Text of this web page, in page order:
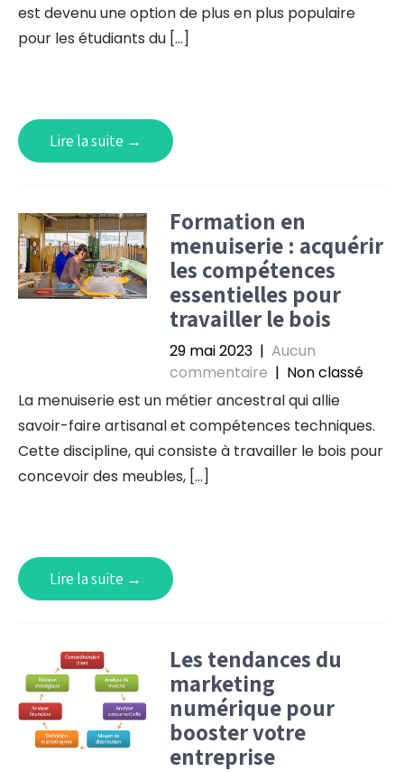
est devenu une option de plus en plus populaire
pour les étudiants du […]
Lire la suite →
Formation en
menuiserie : acquérir
les compétences
essentielles pour
travailler le bois
29 mai 2023 | Aucun
commentaire | Non classé
La menuiserie est un métier ancestral qui allie
savoir-faire artisanal et compétences techniques.
Cette discipline, qui consiste à travailler le bois pour
concevoir des meubles, […]
Lire la suite →
Les tendances du
marketing
numérique pour
booster votre
entreprise